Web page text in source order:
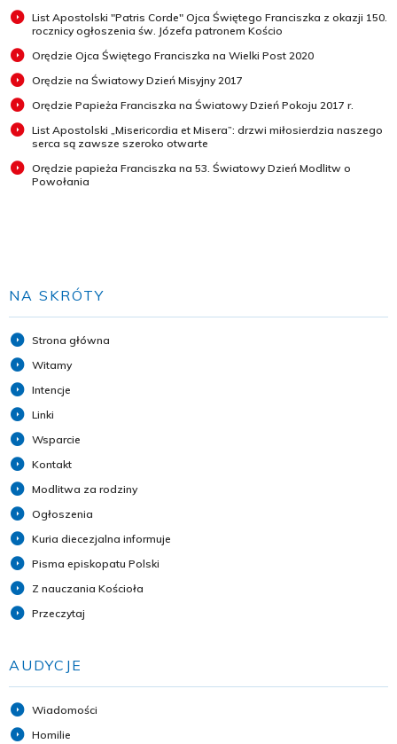
List Apostolski "Patris Corde" Ojca Świętego Franciszka z okazji 150.
rocznicy ogłoszenia św. Józefa patronem Kościo
Orędzie Ojca Świętego Franciszka na Wielki Post 2020
Orędzie na Światowy Dzień Misyjny 2017
Orędzie Papieża Franciszka na Światowy Dzień Pokoju 2017 r.
List Apostolski „Misericordia et Misera”: drzwi miłosierdzia naszego
serca są zawsze szeroko otwarte
Orędzie papieża Franciszka na 53. Światowy Dzień Modlitw o
Powołania
NA SKRÓTY
Strona główna
Witamy
Intencje
Linki
Wsparcie
Kontakt
Modlitwa za rodziny
Ogłoszenia
Kuria diecezjalna informuje
Pisma episkopatu Polski
Z nauczania Kościoła
Przeczytaj
AUDYCJE
Wiadomości
Homilie